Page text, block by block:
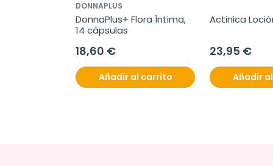
DONNAPLUS
DonnaPlus+ Flora Íntima,
14 cápsulas
18,60 €
Añadir al carrito
Actinica
23,95 €
Añadir